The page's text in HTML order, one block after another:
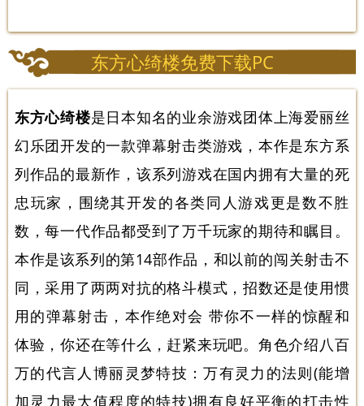
东方心绮楼免费下载PC
东方心绮楼是日本知名的业余游戏团体上海爱丽丝
幻乐团开发的一款弹幕射击类游戏，本作是东方系
列作品的最新作，该系列游戏在国内拥有大量的死
忠玩家，围绕其开发的各类同人游戏更是数不胜
数，每一代作品都受到了万千玩家的期待和瞩目。
本作是该系列的第14部作品，和以前的闯关射击不
同，采用了两两对抗的格斗模式，招数还是使用惯
用的弹幕射击，本作绝对会 带你不一样的惊醒和
体验，你还在等什么，赶紧来玩吧。角色介绍八百
万的代言人博丽灵梦特技：万有灵力的法则(能增
加灵力最大值程度的特技)拥有良好平衡的打击性